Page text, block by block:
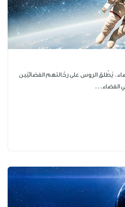
يُطْلق الروس على رحَّالتهم الفضائيّين
الفضاء...